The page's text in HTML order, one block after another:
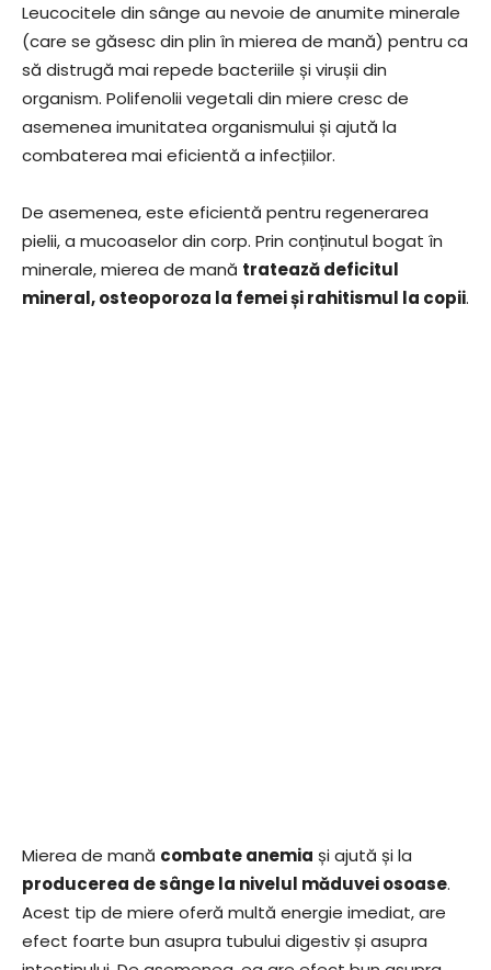
Leucocitele din sânge au nevoie de anumite minerale
(care se găsesc din plin în mierea de mană) pentru ca
să distrugă mai repede bacteriile și virușii din
organism. Polifenolii vegetali din miere cresc de
asemenea imunitatea organismului și ajută la
combaterea mai eficientă a infecțiilor.
De asemenea, este eficientă pentru regenerarea
pielii, a mucoaselor din corp. Prin conținutul bogat în
minerale, mierea de mană tratează deficitul
mineral, osteoporoza la femei și rahitismul la copii.
Mierea de mană combate anemia și ajută și la
producerea de sânge la nivelul măduvei osoase.
Acest tip de miere oferă multă energie imediat, are
efect foarte bun asupra tubului digestiv și asupra